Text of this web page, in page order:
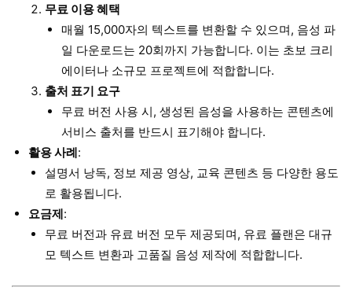
무료 이용 혜택
매월 15,000자의 텍스트를 변환할 수 있으며, 음성 파
일 다운로드는 20회까지 가능합니다. 이는 초보 크리
에이터나 소규모 프로젝트에 적합합니다.
출처 표기 요구
무료 버전 사용 시, 생성된 음성을 사용하는 콘텐츠에
서비스 출처를 반드시 표기해야 합니다.
활용 사례:
설명서 낭독, 정보 제공 영상, 교육 콘텐츠 등 다양한 용도
로 활용됩니다.
요금제:
무료 버전과 유료 버전 모두 제공되며, 유료 플랜은 대규
모 텍스트 변환과 고품질 음성 제작에 적합합니다.